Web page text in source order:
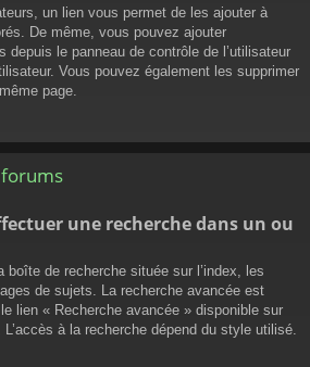
un lien vous permet de les ajouter à
De même, vous pouvez ajouter
depuis le panneau de contrôle de l’utilisateur
Vous pouvez également les supprimer
page.
forums
une recherche dans un ou
de recherche située sur l’index, les
de sujets. La recherche avancée est
lien « Recherche avancée » disponible sur
à la recherche dépend du style utilisé.